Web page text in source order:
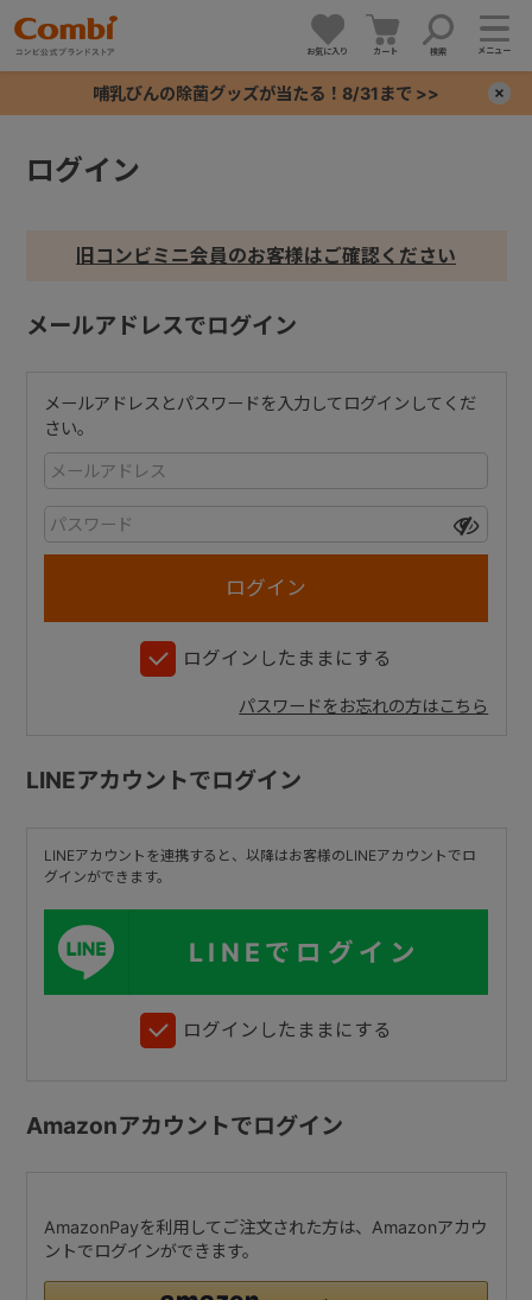
お気に入り カート 検索 メニュー
哺乳びんの除菌グッズが当たる！8/31まで >>
ログイン
旧コンビミニ会員のお客様はご確認ください
メールアドレスでログイン
メールアドレスとパスワードを入力してログインしてくだ
さい。
ログインしたままにする
パスワードをお忘れの方はこちら
LINEアカウントでログイン
LINEアカウントを連携すると、以降はお客様のLINEアカウントでロ
グインができます。
LINEでログイン
ログインしたままにする
Amazonアカウントでログイン
AmazonPayを利用してご注文された方は、Amazonアカウ
ントでログインができます。